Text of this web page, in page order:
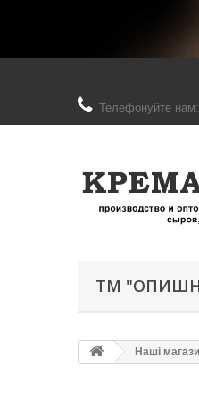
Телефонуйте нам:
ТМ
Наші